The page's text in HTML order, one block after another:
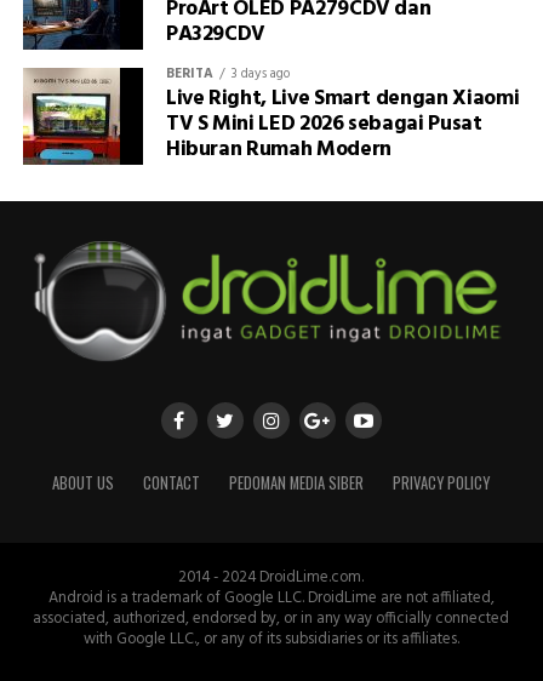
ProArt OLED PA279CDV dan
PA329CDV
BERITA 3 days ago
Live Right, Live Smart dengan Xiaomi
TV S Mini LED 2026 sebagai Pusat
Hiburan Rumah Modern
ABOUT US CONTACT PEDOMAN MEDIA SIBER PRIVACY POLICY
2014 - 2024 DroidLime.com.
Android is a trademark of Google LLC. DroidLime are not affiliated,
associated, authorized, endorsed by, or in any way officially connected
with Google LLC., or any of its subsidiaries or its affiliates.